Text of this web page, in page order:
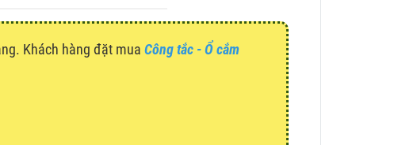
Khách hàng đặt mua Công tắc - Ổ cắm